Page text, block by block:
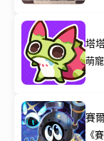
塔
萌
賽
《